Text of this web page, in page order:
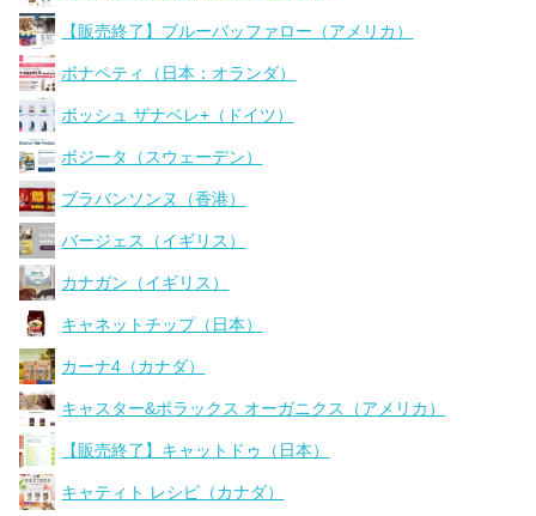
【販売終了】ブルーバッファロー（アメリカ）
ボナペティ（日本：オランダ）
ボッシュ ザナベレ+（ドイツ）
ボジータ（スウェーデン）
ブラバンソンヌ（香港）
バージェス（イギリス）
カナガン（イギリス）
キャネットチップ（日本）
カーナ4（カナダ）
キャスター&ポラックス オーガニクス（アメリカ）
【販売終了】キャットドゥ（日本）
キャティト レシピ（カナダ）